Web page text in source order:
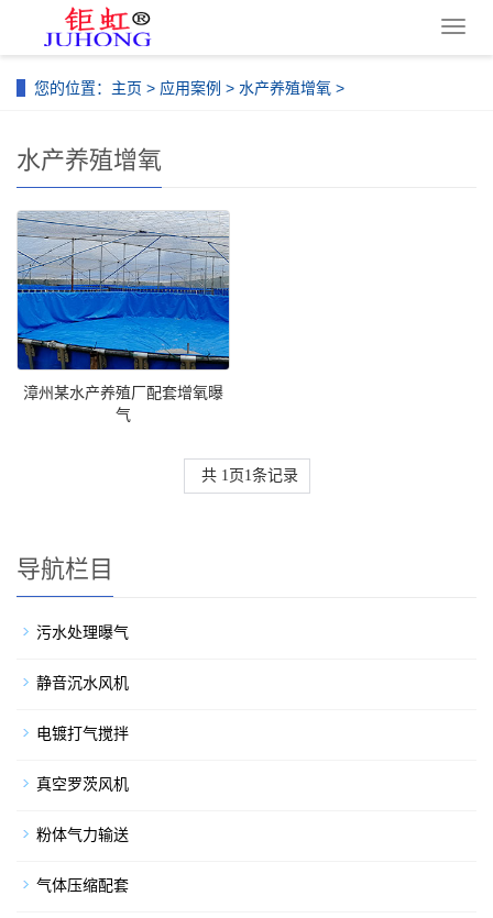
导
您的位置： 主页 > 应用案例 > 水产养殖增氧 >
水产养殖增氧
漳州某水产养殖厂配套增氧曝
气
共 1 页 1条记录
导航栏目
污水处理曝气
静音沉水风机
电镀打气搅拌
真空罗茨风机
粉体气力输送
气体压缩配套